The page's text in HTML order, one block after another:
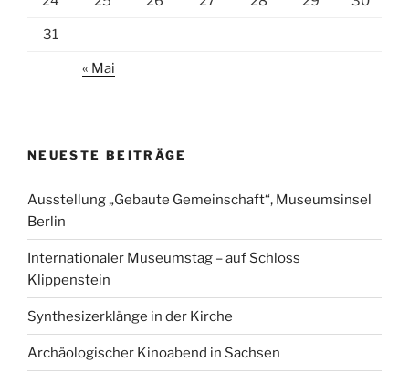
31
« Mai
NEUESTE BEITRÄGE
Ausstellung „Gebaute Gemeinschaft“, Museumsinsel
Berlin
Internationaler Museumstag – auf Schloss
Klippenstein
Synthesizerklänge in der Kirche
Archäologischer Kinoabend in Sachsen